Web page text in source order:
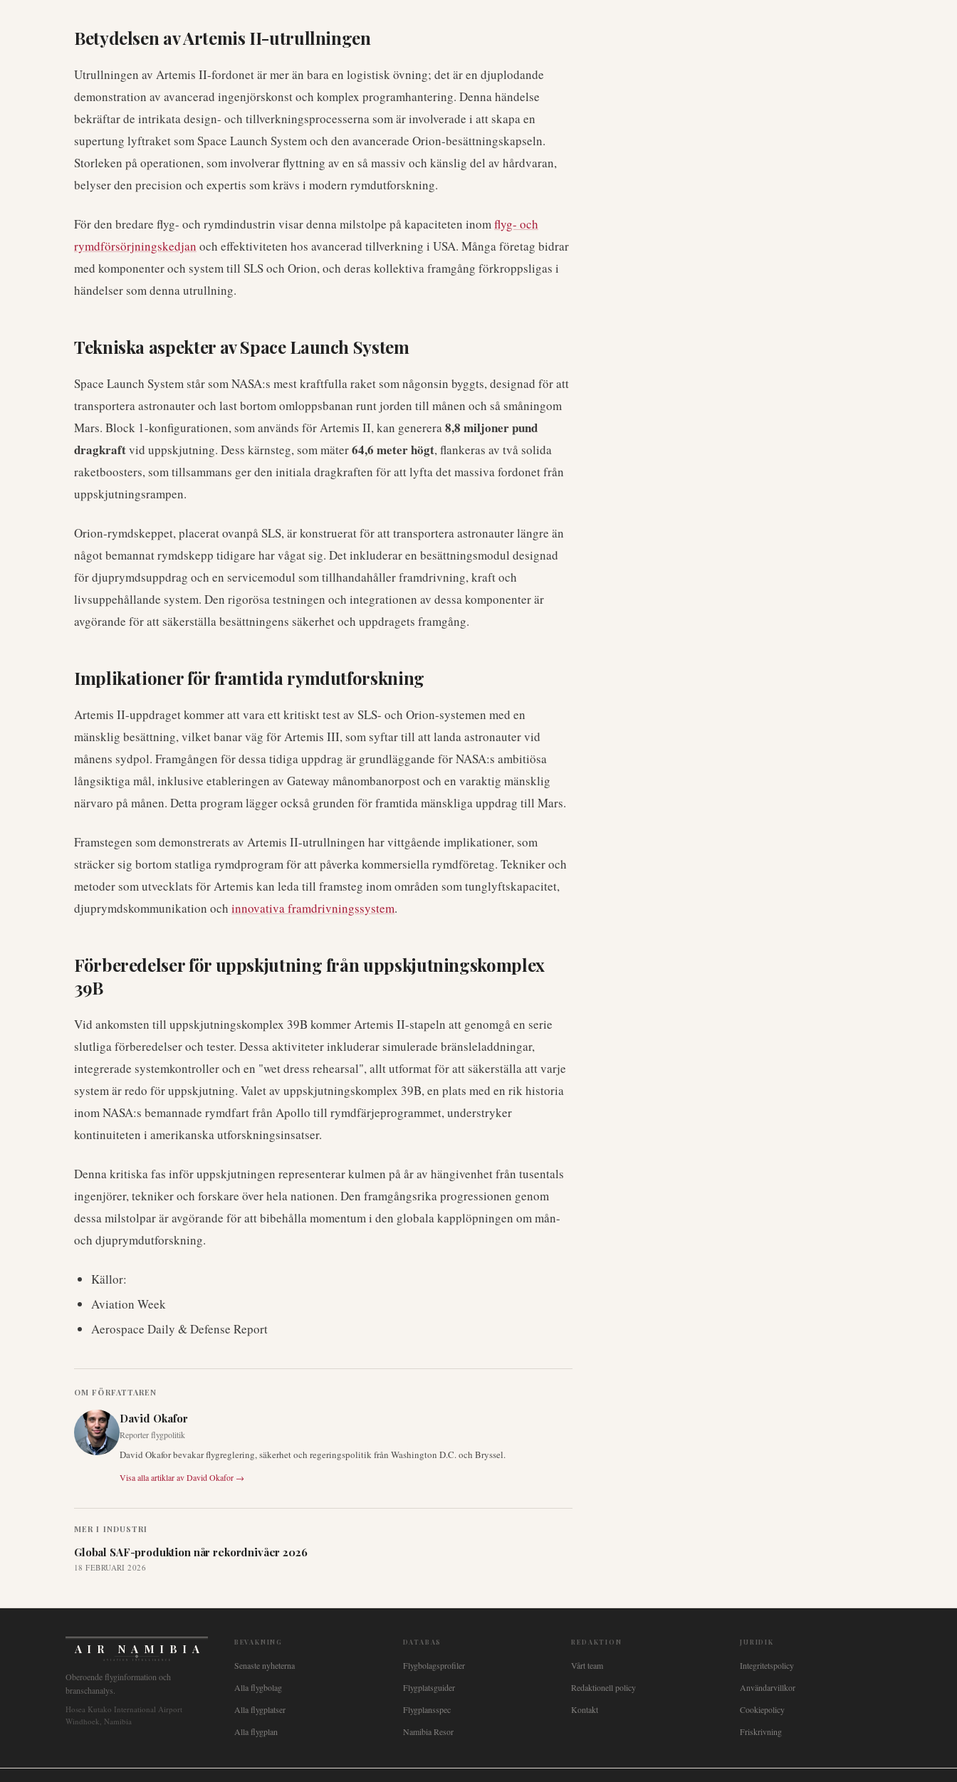
Betydelsen av Artemis II-utrullningen
Utrullningen av Artemis II-fordonet är mer än bara en logistisk övning; det är en djuplodande
demonstration av avancerad ingenjörskonst och komplex programhantering. Denna händelse
bekräftar de intrikata design- och tillverkningsprocesserna som är involverade i att skapa en
supertung lyftraket som Space Launch System och den avancerade Orion-besättningskapseln.
Storleken på operationen, som involverar flyttning av en så massiv och känslig del av hårdvaran,
belyser den precision och expertis som krävs i modern rymdutforskning.
För den bredare flyg- och rymdindustrin visar denna milstolpe på kapaciteten inomflyg- och
rymdförsörjningskedjan och effektiviteten hos avancerad tillverkning i USA. Många företag bidrar
med komponenter och system till SLS och Orion, och deras kollektiva framgång förkroppsligas i
händelser som denna utrullning.
Tekniska aspekter av Space Launch System
Space Launch System står som NASA:s mest kraftfulla raket som någonsin byggts, designad för att
transportera astronauter och last bortom omloppsbanan runt jorden till månen och så småningom
Mars. Block 1-konfigurationen, som används för Artemis II, kan generera8,8 miljoner pund
dragkraftvid uppskjutning. Dess kärnsteg, som mäter64,6 meter högt, flankeras av två solida
raketboosters, som tillsammans ger den initiala dragkraften för att lyfta det massiva fordonet från
uppskjutningsrampen.
Orion-rymdskeppet, placerat ovanpå SLS, är konstruerat för att transportera astronauter längre än
något bemannat rymdskepp tidigare har vågat sig. Det inkluderar en besättningsmodul designad
för djuprymdsuppdrag och en servicemodul som tillhandahåller framdrivning, kraft och
livsuppehållande system. Den rigorösa testningen och integrationen av dessa komponenter är
avgörande för att säkerställa besättningens säkerhet och uppdragets framgång.
Implikationer för framtida rymdutforskning
Artemis II-uppdraget kommer att vara ett kritiskt test av SLS- och Orion-systemen med en
mänsklig besättning, vilket banar väg för Artemis III, som syftar till att landa astronauter vid
månens sydpol. Framgången för dessa tidiga uppdrag är grundläggande för NASA:s ambitiösa
långsiktiga mål, inklusive etableringen av Gateway månombanorpost och en varaktig mänsklig
närvaro på månen. Detta program lägger också grunden för framtida mänskliga uppdrag till Mars.
Framstegen som demonstrerats av Artemis II-utrullningen har vittgående implikationer, som
sträcker sig bortom statliga rymdprogram för att påverka kommersiella rymdföretag. Tekniker och
metoder som utvecklats för Artemis kan leda till framsteg inom områden som tunglyftskapacitet,
djuprymdskommunikation och innovativa framdrivningssystem.
Förberedelser för uppskjutning från uppskjutningskomplex
39B
Vid ankomsten till uppskjutningskomplex 39B kommer Artemis II-stapeln att genomgå en serie
slutliga förberedelser och tester. Dessa aktiviteter inkluderar simulerade bränsleladdningar,
integrerade systemkontroller och en "wet dress rehearsal", allt utformat för att säkerställa att varje
system är redo för uppskjutning. Valet av uppskjutningskomplex 39B, en plats med en rik historia
inom NASA:s bemannade rymdfart från Apollo till rymdfärjeprogrammet, understryker
kontinuiteten i amerikanska utforskningsinsatser.
Denna kritiska fas inför uppskjutningen representerar kulmen på år av hängivenhet från tusentals
ingenjörer, tekniker och forskare över hela nationen. Den framgångsrika progressionen genom
dessa milstolpar är avgörande för att bibehålla momentum i den globala kapplöpningen om mån-
och djuprymdutforskning.
Källor:
Aviation Week
Aerospace Daily & Defense Report
OM FÖRFATTAREN
David Okafor
Reporter flygpolitik
David Okafor bevakar flygreglering, säkerhet och regeringspolitik från Washington D.C. och Bryssel.
Visa alla artiklar avDavid Okafor →
MER I INDUSTRI
Global SAF-produktion når rekordnivåer 2026
18 FEBRUARI 2026
AIR NAMIBIA
AVIATION INTELLIGENCE
Oberoende flyginformation och
branschanalys.
Hosea Kutako International Airport
Windhoek, Namibia
BEVAKNING
Senaste nyheterna
Alla flygbolag
Alla flygplatser
Alla flygplan
DATABAS
Flygbolagsprofiler
Flygplatsguider
Flygplansspec
Namibia Resor
REDAKTION
Vårt team
Redaktionell policy
Kontakt
JURIDIK
Integritetspolicy
Användarvillkor
Cookiepolicy
Friskrivning